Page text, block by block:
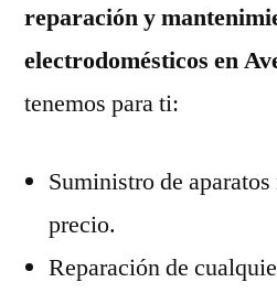
reparación y
electrodomésticos en
tenemos para ti:
Suministro de
precio.
Reparación de